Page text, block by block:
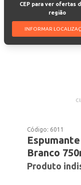
CEP para ver ofertas
região
INFORMAR
Código: 6011
Branco
Produto